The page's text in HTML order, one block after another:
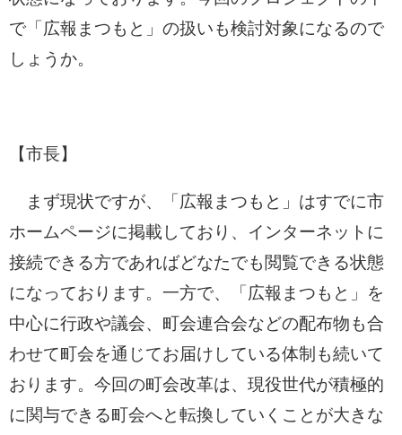
で「広報まつもと」の扱いも検討対象になるので
しょうか。
【市長】
まず現状ですが、「広報まつもと」はすでに市
ホームページに掲載しており、インターネットに
接続できる方であればどなたでも閲覧できる状態
になっております。一方で、「広報まつもと」を
中心に行政や議会、町会連合会などの配布物も合
わせて町会を通じてお届けしている体制も続いて
おります。今回の町会改革は、現役世代が積極的
に関与できる町会へと転換していくことが大きな